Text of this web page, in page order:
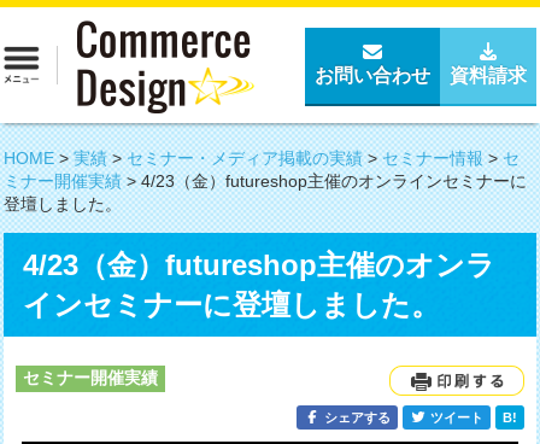
お問い合わせ 資料請求
HOME>実績>セミナー・メディア掲載の実績>セミナー情報>セ
ミナー開催実績>4/23（金）futureshop主催のオンラインセミナーに
登壇しました。
4/23（金）futureshop主催のオンラ
インセミナーに登壇しました。
セミナー開催実績
シェアする ツイート B!